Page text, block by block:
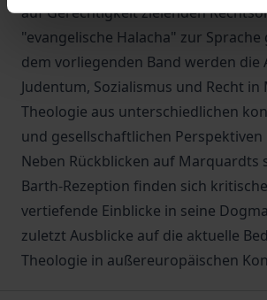
auf Gerechtigkeit zielenden
"evangelische Halacha" zur
dem vorliegenden Band werden die
Judentum, Sozialismus und Recht
Theologie aus unterschiedlichen
und gesellschaftlichen
Neben Rückblicken auf Marquardts
Barth-Rezeption finden sich
vertiefende Einblicke in seine
zuletzt Ausblicke auf die aktuelle
Theologie in außereuropäischen